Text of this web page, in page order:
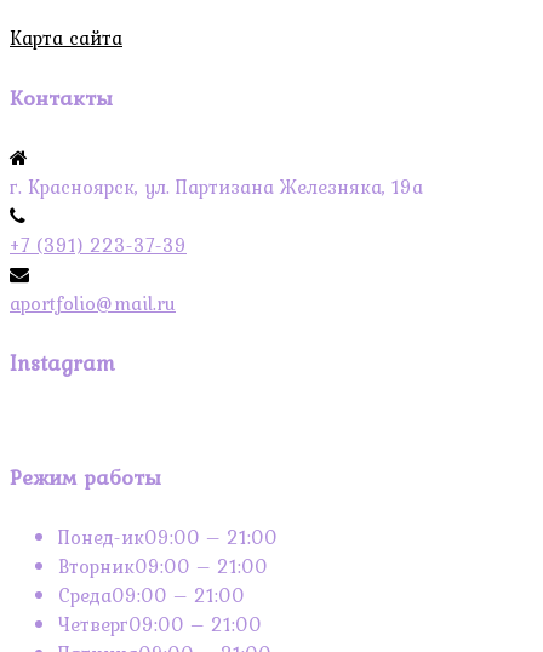
Карта сайта
Контакты
г. Красноярск, ул. Партизана Железняка, 19а
+7 (391) 223-37-39
aportfolio@mail.ru
Instagram
Режим работы
Понед-ик09:00 – 21:00
Вторник09:00 – 21:00
Среда09:00 – 21:00
Четверг09:00 – 21:00